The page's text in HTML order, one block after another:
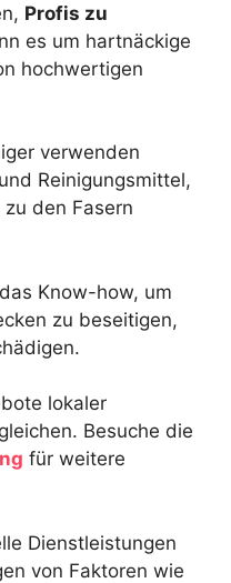
Profis zu
es um hartnäckige
hochwertigen
verwenden
Reinigungsmittel,
den Fasern
Know-how, um
zu beseitigen,
lokaler
Besuche die
für weitere
Dienstleistungen
von Faktoren wie